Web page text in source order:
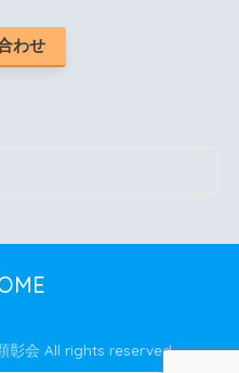
わせ
彰会 All rights reserved.